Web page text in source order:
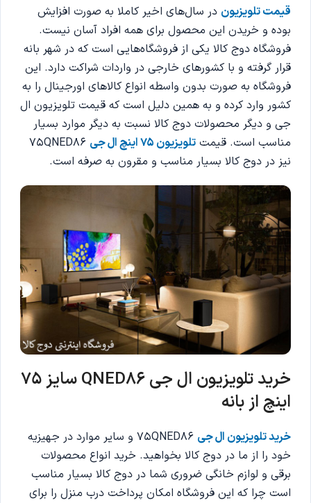
قیمت تلویزیون در سال‌های اخیر کاملا به صورت افزایش
بوده و خریدن این محصول برای همه افراد آسان نیست.
فروشگاه دوج کالا یکی از فروشگاه‌هایی است که در شهر بانه
قرار گرفته و با کشورهای خارجی در واردات شراکت دارد. این
فروشگاه به صورت بدون واسطه انواع کالاهای اورجینال را به
کشور وارد کرده و به همین دلیل است که قیمت تلویزیون ال
جی و دیگر محصولات دوج کالا نسبت به دیگر موارد بسیار
مناسب است. قیمت تلویزیون 75 اینچ ال جی
75QNED86
نیز در دوج کالا بسیار مناسب و مقرون به صرفه است.
خرید تلویزیون ال جی QNED86 سایز 75
اینچ از بانه
خرید تلویزیون ال جی
75QNED86 و سایر موارد در جهیزیه
خود را از ما در دوج کالا بخواهید. خرید انواع محصولات
برقی و لوازم خانگی ضروری شما در دوج کالا بسیار مناسب
است چرا که این فروشگاه امکان پرداخت درب منزل را برای